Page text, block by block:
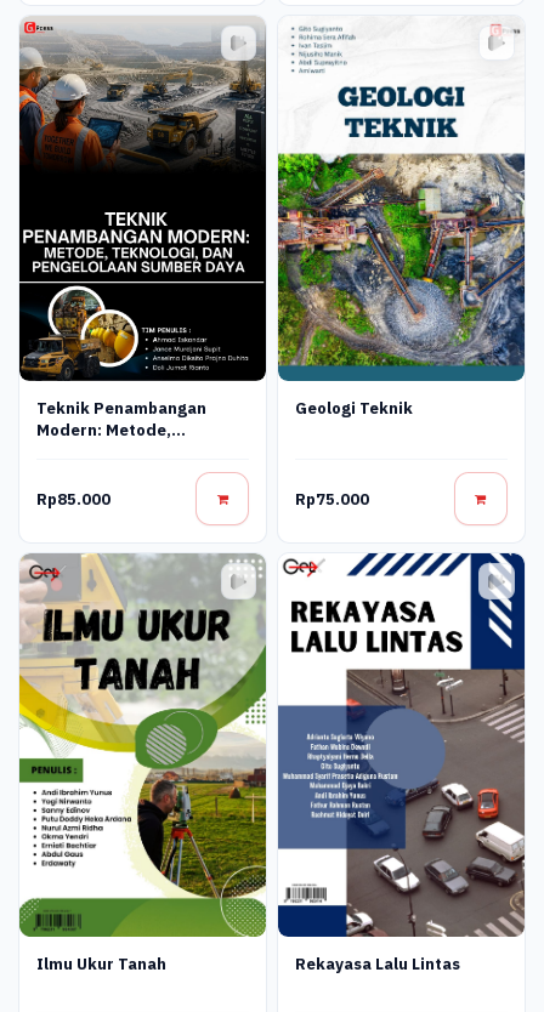
Teknik Penambangan
Modern: Metode,
Pengelolaan Sumber Daya
Rp85.000
Geologi Teknik
Rp75.000
Ilmu Ukur Tanah Rekayasa Lalu Lintas